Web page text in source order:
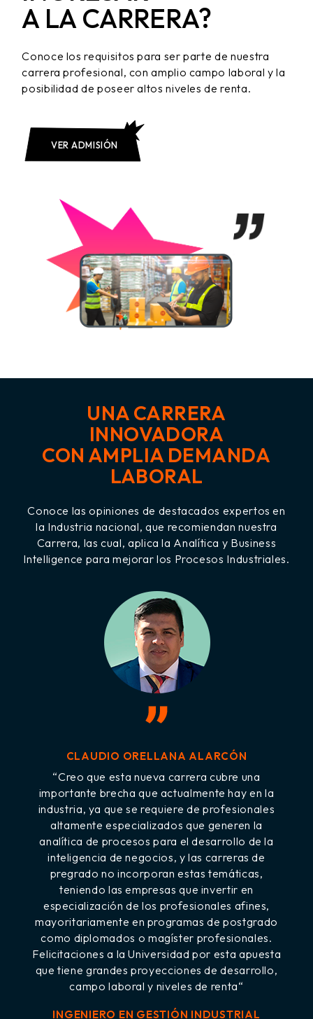
A LA CARRERA?
Conoce los requisitos para ser parte de nuestra
carrera profesional, con amplio campo laboral y la
posibilidad de poseer altos niveles de renta.
VER ADMISIÓN
UNA CARRERA
INNOVADORA
CON AMPLIA DEMANDA
LABORAL
Conoce las opiniones de destacados expertos en
la Industria nacional, que recomiendan nuestra
Carrera, las cual, aplica la Analítica y Business
Intelligence para mejorar los Procesos Industriales.
CECILIA SIMON BRAVO
“Me parece que esta carrera es innovadora, ya
que incorpora en la formación de profesionales
del área industrial las temáticas y tecnologías
que demanda actualmente la industria en el
ámbito de la ciencia de datos y la inteligencia de
negocios aplicada a los procesos, para
contribuir a transformación digital de las
organizaciones y aportar a la evolución de la
industria y la forma de producir bienes y/o
servicios, en contextos altamente dinámicos y
competitivos”
INGENIERO CIVIL INDUSTRIAL
Product Conformity Assessment Manager